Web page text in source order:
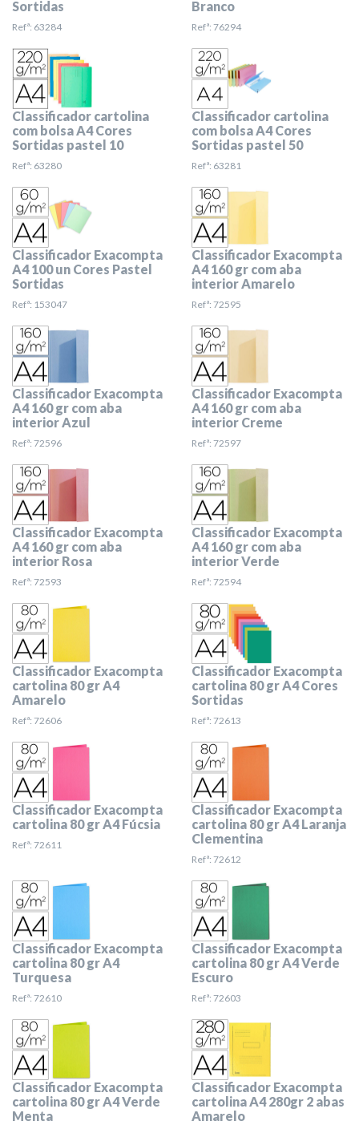
Sortidas
Refª: 63284
Branco
Refª: 76294
Classificador cartolina
com bolsa A4 Cores
Sortidas pastel 10
Refª: 63280
Classificador cartolina
com bolsa A4 Cores
Sortidas pastel 50
Refª: 63281
Classificador Exacompta
A4 100 un Cores Pastel
Sortidas
Refª: 153047
Classificador Exacompta
A4 160 gr com aba
interior Amarelo
Refª: 72595
Classificador Exacompta
A4 160 gr com aba
interior Azul
Refª: 72596
Classificador Exacompta
A4 160 gr com aba
interior Creme
Refª: 72597
Classificador Exacompta
A4 160 gr com aba
interior Rosa
Refª: 72593
Classificador Exacompta
A4 160 gr com aba
interior Verde
Refª: 72594
Classificador Exacompta
cartolina 80 gr A4
Amarelo
Refª: 72606
Classificador Exacompta
cartolina 80 gr A4 Cores
Sortidas
Refª: 72613
Classificador Exacompta
cartolina 80 gr A4 Fúcsia
Refª: 72611
Classificador Exacompta
cartolina 80 gr A4 Laranja
Clementina
Refª: 72612
Classificador Exacompta
cartolina 80 gr A4
Turquesa
Refª: 72610
Classificador Exacompta
cartolina 80 gr A4 Verde
Escuro
Refª: 72603
Classificador Exacompta
cartolina 80 gr A4 Verde
Menta
Classificador Exacompta
cartolina A4 280gr 2 abas
Amarelo